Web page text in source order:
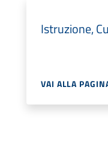
Istruzione,
VAI ALLA